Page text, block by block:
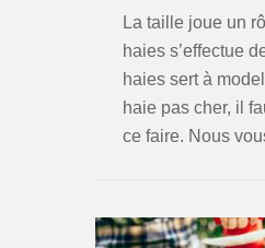
La taille joue un
haies s’effectue
haies sert à
haie pas cher, il
ce faire. Nous